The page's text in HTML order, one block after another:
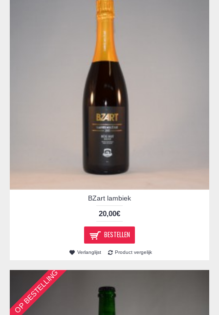
BZart lambiek
20,00€
BESTELLEN
Verlanglijst Product vergelijk
OP BESTELLING